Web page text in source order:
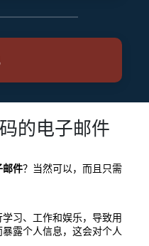
的电子邮件
邮件？当然可以，而且只需
习、工作和娱乐，导致用
露个人信息，这会对个人